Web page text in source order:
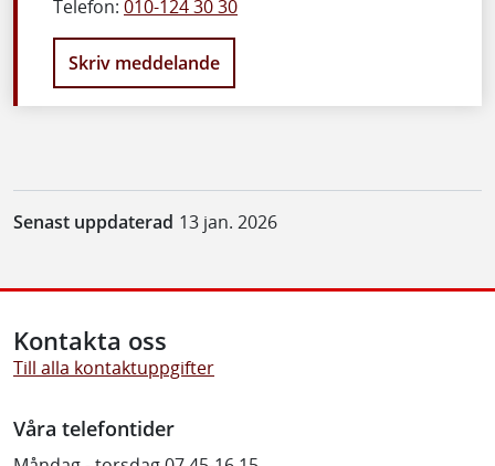
Telefon: 010-124 30 30
Skriv meddelande
Senast uppdaterad 13 jan. 2026
Kontakta oss
Till alla kontaktuppgifter
Våra telefontider